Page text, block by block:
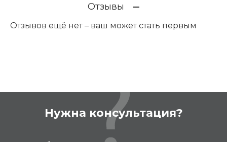
Отзывы
Отзывов ещё нет – ваш может стать первым
Нужна консультация?